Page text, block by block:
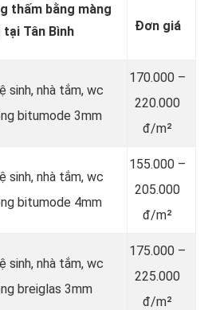
thấm bằng màng
tại Tân Bình
Đơn giá
sinh, nhà tắm, wc
bitumode 3mm
170.000 –
220.000
đ/m²
sinh, nhà tắm, wc
bitumode 4mm
155.000 –
205.000
đ/m²
sinh, nhà tắm, wc
breiglas 3mm
175.000 –
225.000
đ/m²